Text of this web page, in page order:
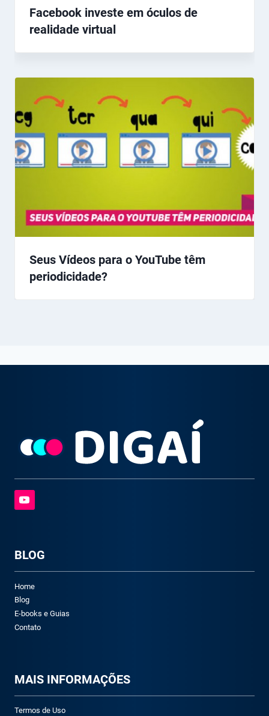
Facebook investe em óculos de
realidade virtual
Seus Vídeos para o YouTube têm
periodicidade?
BLOG
Home
Blog
E-books e Guias
Contato
MAIS INFORMAÇÕES
Termos de Uso